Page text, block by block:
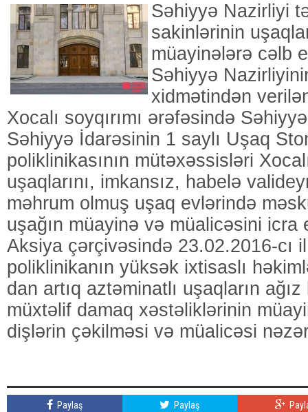
Səhiyyə Nazirliyi
sakinlərinin
müayinələrə cəlb
Səhiyyə
xidmətindən
Xocalı soyqırımı ərəfəsində
Səhiyyə İdarəsinin 1 saylı Uşaq
poliklinikasının mütəxəssisləri
uşaqlarını, imkansız, habelə
məhrum olmuş uşaq evlərində
uşağın müayinə və müalicəsini icra
Aksiya çərçivəsində 23.02.2016-cı
poliklinikanın yüksək ixtisaslı
dan artıq aztəminatlı uşaqların
müxtəlif damaq xəstəliklərinin
dişlərin çəkilməsi və müalicəsi
Paylaş Paylaş